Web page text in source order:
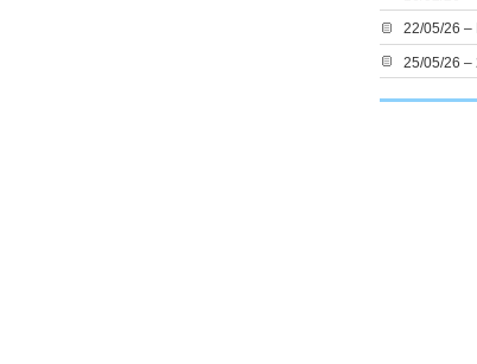
22/05/26 –
25/05/26 –